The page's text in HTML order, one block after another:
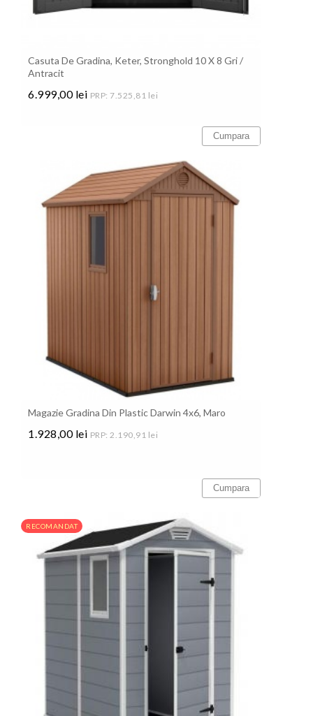
Casuta De Gradina, Keter, Stronghold 10 X 8 Gri /
Antracit
6.999,00 lei PRP: 7.525,81 lei
Cumpara
Magazie Gradina Din Plastic Darwin 4x6, Maro
1.928,00 lei PRP: 2.190,91 lei
Cumpara
RECOMANDAT